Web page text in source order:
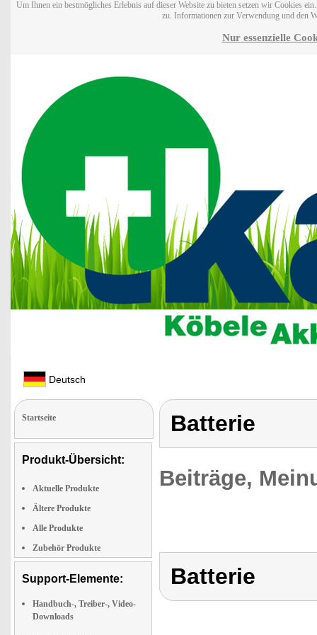
Um Ihnen ein bestmögliches Erlebnis auf dieser Website zu bieten setzen wir Cookies
zu. Informationen zur Verwendung und den
Nur essenzielle
Deutsch
Startseite
Produkt-Übersicht:
Aktuelle Produkte
Ältere Produkte
Alle Produkte
Zubehör Produkte
Support-Elemente:
Handbuch-, Treiber-, Video-
Downloads
Batterie
Beiträge,
Batterie